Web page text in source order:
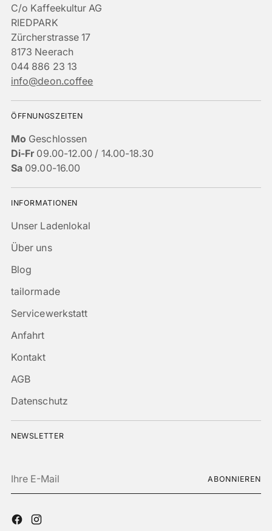
C/o Kaffeekultur AG
RIEDPARK
Zürcherstrasse 17
8173 Neerach
044 886 23 13
info@deon.coffee
ÖFFNUNGSZEITEN
Mo Geschlossen
Di-Fr09.00-12.00 / 14.00-18.30
Sa 09.00-16.00
INFORMATIONEN
Unser Ladenlokal
Über uns
Blog
tailormade
Servicewerkstatt
Anfahrt
Kontakt
AGB
Datenschutz
NEWSLETTER
E-
ABONNIEREN